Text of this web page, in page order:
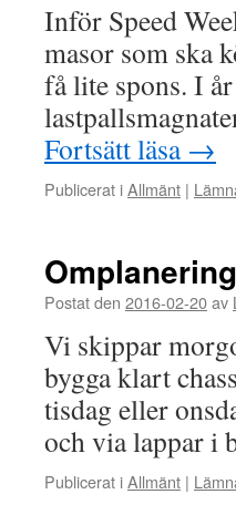
Inför Speed
masor som ska
få lite spons. I
Fortsätt läsa →
Publicerat iAllmänt |
Omplanering
Postat den 2016-02-20av
Vi skippar
bygga klart
tisdag eller
och via lappar i
Publicerat iAllmänt |